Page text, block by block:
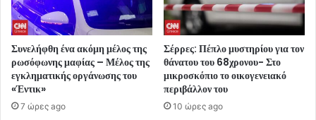
Συνελήφθη ένα ακόμη μέλος της
ρωσόφωνης μαφίας – Μέλος της
εγκληματικής οργάνωσης του
«Έντικ»
7 ώρες ago
Σέρρες: Πέπλο μυστηρίου για τον
θάνατου του 68χρονου- Στο
μικροσκόπιο το οικογενειακό
περιβάλλον του
10 ώρες ago